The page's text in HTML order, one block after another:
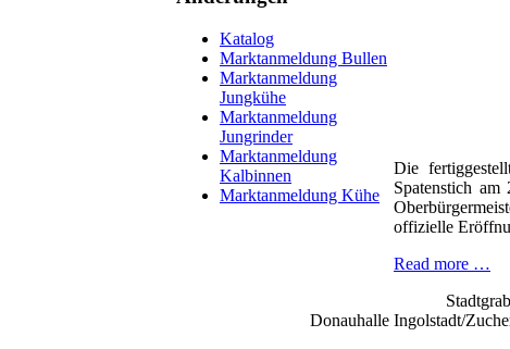
Katalog
Marktanmeldung Bullen
Marktanmeldung
Jungkühe
Marktanmeldung
Jungrinder
Marktanmeldung
Kalbinnen
Marktanmeldung Kühe
Die
Spatenstich
offizielle
Read more …
Donauhalle Ingolstadt/